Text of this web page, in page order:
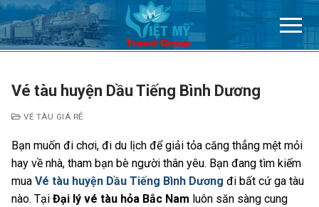
Chuyển
đến
nội
Vé tàu huyện Dầu Tiếng Bình Dương
VÉ TÀU GIÁ RẺ
Bạn muốn đi chơi, đi du lịch để giải tỏa căng thẳng mệt mỏi
hay về nhà, tham bạn bè người thân yêu. Bạn đang tìm kiếm
mua Vé tàu huyện Dầu Tiếng Bình Dương đi bất cứ ga tàu
nào. Tại Đại lý vé tàu hỏa Bắc Nam luôn săn sàng cung